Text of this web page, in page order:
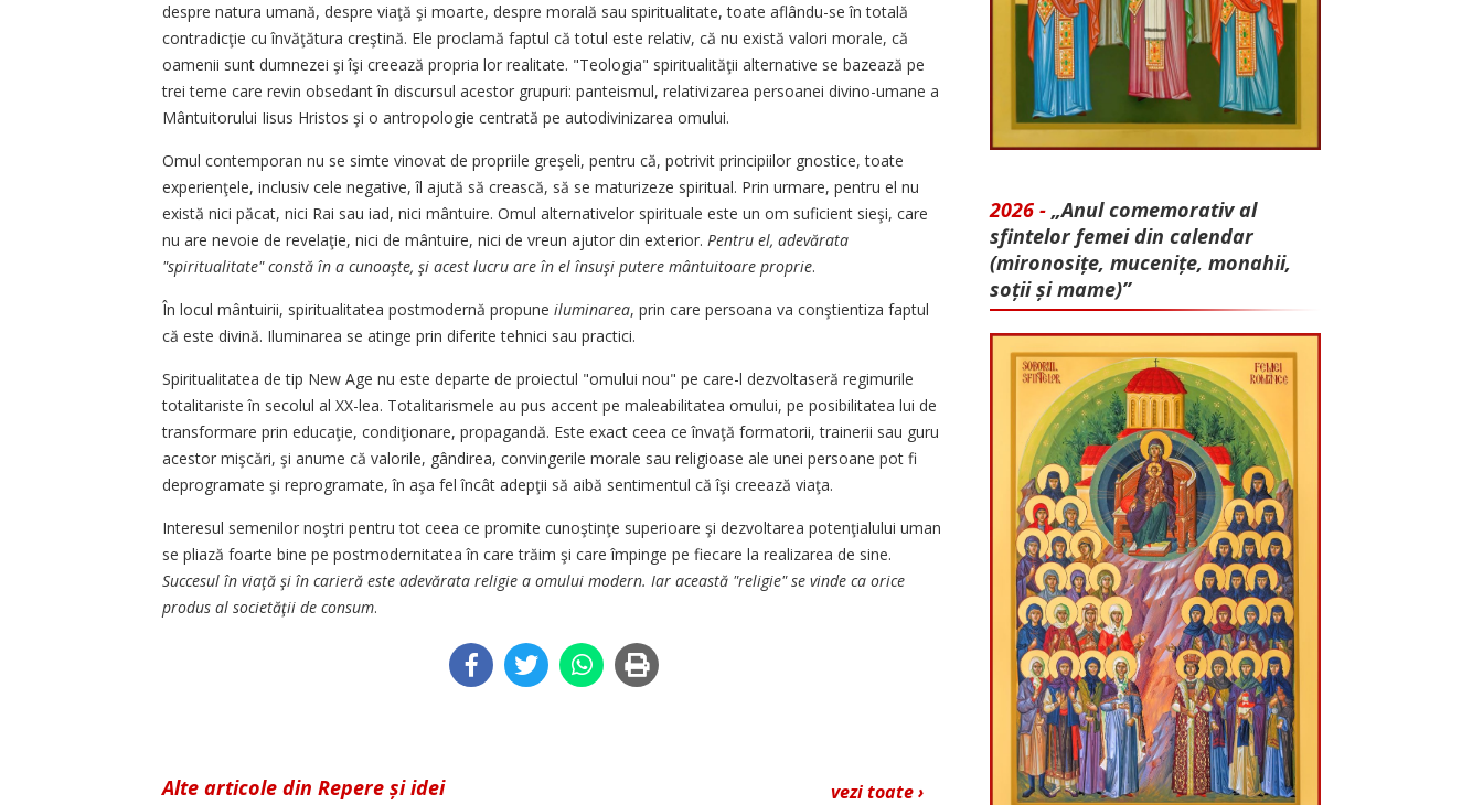
despre natura umană, despre viaţă şi moarte, despre morală sau spiritualitate, toate aflându-se în totală
contradicţie cu învăţătura creştină. Ele proclamă faptul că totul este relativ, că nu există valori morale, că
oamenii sunt dumnezei şi îşi creează propria lor realitate. "Teologia" spiritualităţii alternative se bazează pe
trei teme care revin obsedant în discursul acestor grupuri: panteismul, relativizarea persoanei divino-umane a
Mântuitorului Iisus Hristos şi o antropologie centrată pe autodivinizarea omului.
Omul contemporan nu se simte vinovat de propriile greşeli, pentru că, potrivit principiilor gnostice, toate
experienţele, inclusiv cele negative, îl ajută să crească, să se maturizeze spiritual. Prin urmare, pentru el nu
există nici păcat, nici Rai sau iad, nici mântuire. Omul alternativelor spirituale este un om suficient sieşi, care
nu are nevoie de revelaţie, nici de mântuire, nici de vreun ajutor din exterior. Pentru el, adevărata
"spiritualitate" constă în a cunoaşte, şi acest lucru are în el însuşi putere mântuitoare proprie.
În locul mântuirii, spiritualitatea postmodernă propune iluminarea, prin care persoana va conştientiza faptul
că este divină. Iluminarea se atinge prin diferite tehnici sau practici.
Spiritualitatea de tip New Age nu este departe de proiectul "omului nou" pe care-l dezvoltaseră regimurile
totalitariste în secolul al XX-lea. Totalitarismele au pus accent pe maleabilitatea omului, pe posibilitatea lui de
transformare prin educaţie, condiţionare, propagandă. Este exact ceea ce învaţă formatorii, trainerii sau guru
acestor mişcări, şi anume că valorile, gândirea, convingerile morale sau religioase ale unei persoane pot fi
deprogramate şi reprogramate, în aşa fel încât adepţii să aibă sentimentul că îşi creează viaţa.
Interesul semenilor noştri pentru tot ceea ce promite cunoştinţe superioare şi dezvoltarea potenţialului uman
se pliază foarte bine pe postmodernitatea în care trăim şi care împinge pe fiecare la realizarea de sine.
Succesul în viaţă şi în carieră este adevărata religie a omului modern. Iar această "religie" se vinde ca orice
produs al societăţii de consum.
vezi toate ›
Alte articole din Repere și idei
2026 - „Anul comemorativ al
sfintelor femei din calendar
(mironosițe, mu­cenițe, monahii,
soții și mame)”